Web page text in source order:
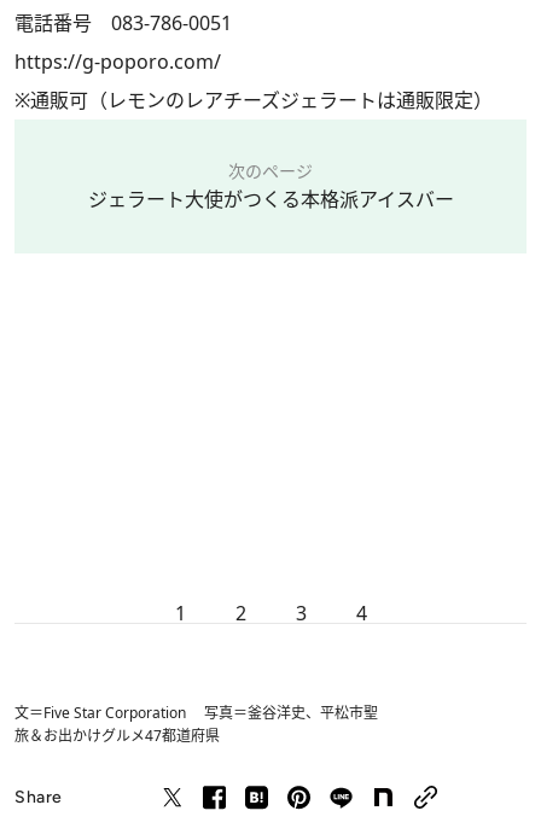
電話番号 083-786-0051
https://g-poporo.com/
※通販可（レモンのレアチーズジェラートは通販限定）
次のページ
ジェラート大使がつくる本格派アイスバー
1 2 3 4
文＝Five Star Corporation 写真＝釜谷洋史、平松市聖
旅＆お出かけグルメ47都道府県
Share